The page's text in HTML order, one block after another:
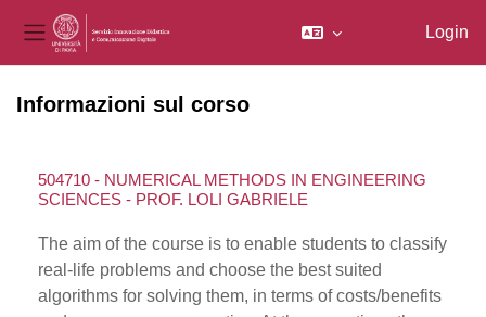
Pannello laterale
Login
Informazioni sul corso
504710 - NUMERICAL METHODS IN ENGINEERING
SCIENCES - PROF. LOLI GABRIELE
The aim of the course is to enable students to classify
real-life problems and choose the best suited
algorithms for solving them, in terms of costs/benefits